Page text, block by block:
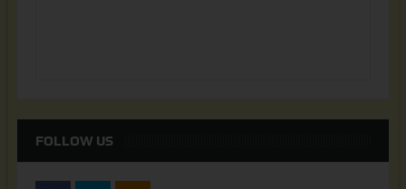
FOLLOW US